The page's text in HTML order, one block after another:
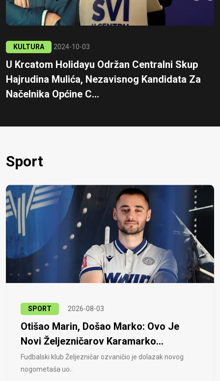
KULTURA 2024-10-03
U Krcatom Holidayu Održan Centralni Skup
Hajrudina Mulića, Nezavisnog Kandidata Za
Načelnika Općine C...
Sport
SPORT 2026-08-03
Otišao Marin, Došao Marko: Ovo Je
Novi Željezničarov Karamarko...
Fudbalski klub Željezničar ozvaničio je dolazak novog
nogometaša uo..